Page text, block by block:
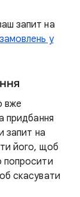
запит на
у
вже
придбання
запит на
його, щоб
попросити
скасувати